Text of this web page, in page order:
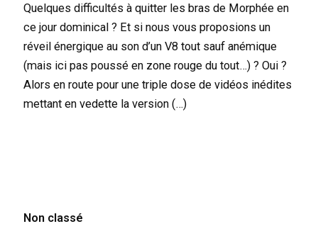
Quelques difficultés à quitter les bras de Morphée en
ce jour dominical ? Et si nous vous proposions un
réveil énergique au son d’un V8 tout sauf anémique
(mais ici pas poussé en zone rouge du tout…) ? Oui ?
Alors en route pour une triple dose de vidéos inédites
mettant en vedette la version (…)
Non classé